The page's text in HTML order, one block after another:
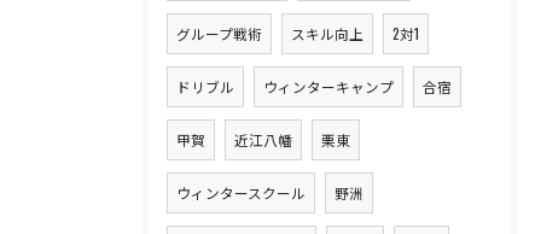
グループ戦術 スキル向上 2対1
ドリブル ウィンターキャンプ 合宿
甲賀 近江八幡 栗東
ウィンタースクール 野洲